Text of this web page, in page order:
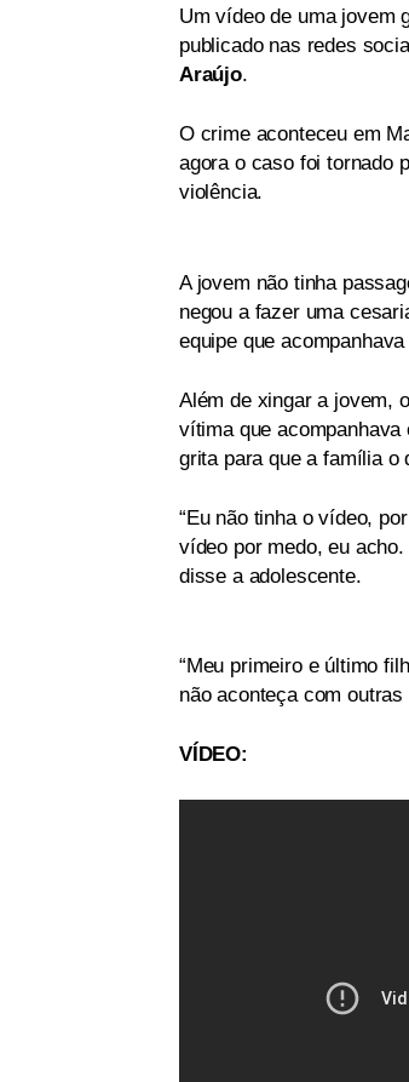
Um vídeo de uma jovem
publicado nas redes
Araújo.
O crime aconteceu em
agora o caso foi tornado
violência.
A jovem não tinha
negou a fazer uma
equipe que
Além de xingar a jovem,
vítima que
grita para que a família o
“Eu não tinha o vídeo,
vídeo por medo, eu
disse a adolescente.
“Meu primeiro e último
não aconteça com
VÍDEO: